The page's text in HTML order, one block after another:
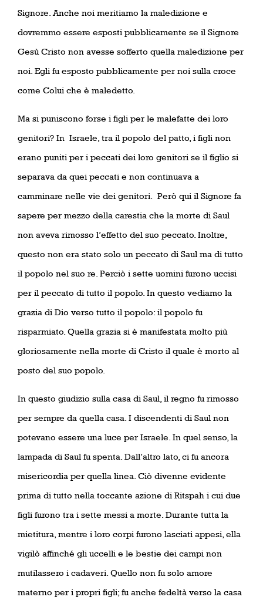
Signore. Anche noi meritiamo la maledizione e
dovremmo essere esposti pubblicamente se il Signore
Gesù Cristo non avesse sofferto quella maledizione per
noi. Egli fu esposto pubblicamente per noi sulla croce
come Colui che è maledetto.
Ma si puniscono forse i figli per le malefatte dei loro
genitori? In Israele, tra il popolo del patto, i figli non
erano puniti per i peccati dei loro genitori se il figlio si
separava da quei peccati e non continuava a
camminare nelle vie dei genitori.
Però qui il Signore fa
sapere per mezzo della carestia che la morte di Saul
non aveva rimosso l’effetto del suo peccato. Inoltre,
questo non era stato solo un peccato di Saul ma di tutto
il popolo nel suo re. Perciò i sette uomini furono uccisi
per il peccato di tutto il popolo. In questo vediamo la
grazia di Dio verso tutto il popolo: il popolo fu
risparmiato. Quella grazia si è manifestata molto più
gloriosamente nella morte di Cristo il quale è morto al
posto del suo popolo.
In questo giudizio sulla casa di Saul, il regno fu rimosso
per sempre da quella casa. I discendenti di Saul non
potevano essere una luce per Israele. In quel senso, la
lampada di Saul fu spenta. Dall’altro lato, ci fu ancora
misericordia per quella linea. Ciò divenne evidente
prima di tutto nella toccante azione di Ritspah i cui due
figli furono tra i sette messi a morte. Durante tutta la
mietitura, mentre i loro corpi furono lasciati appesi, ella
vigilò affinché gli uccelli e le bestie dei campi non
mutilassero i cadaveri. Quello non fu solo amore
materno per i propri figli; fu anche fedeltà verso la casa